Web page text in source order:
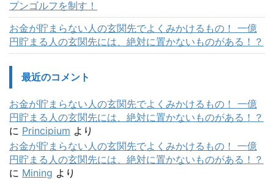
プンゴルフを制す！
お金が貯まらない人の玄関先でよくみかけるもの！ 一億
円貯まる人の玄関先には、絶対に置かないものがある！？
最近のコメント
お金が貯まらない人の玄関先でよくみかけるもの！ 一億
円貯まる人の玄関先には、絶対に置かないものがある！？
に Principium より
お金が貯まらない人の玄関先でよくみかけるもの！ 一億
円貯まる人の玄関先には、絶対に置かないものがある！？
に Mining より